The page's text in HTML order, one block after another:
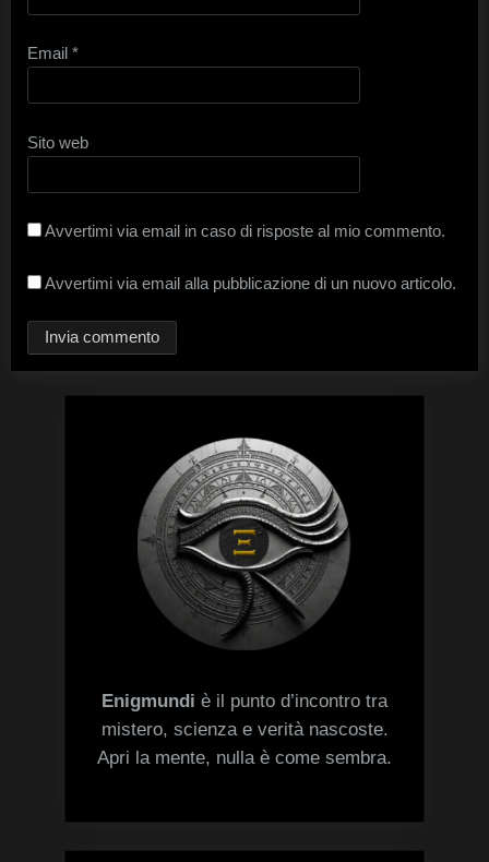
Email *
Sito web
Avvertimi via email in caso di risposte al mio commento.
Avvertimi via email alla pubblicazione di un nuovo articolo.
Enigmundi è il punto d’incontro tra
mistero, scienza e verità nascoste.
Apri la mente, nulla è come sembra.